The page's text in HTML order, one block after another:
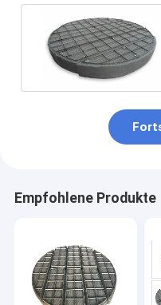
Empfohlene Produkte